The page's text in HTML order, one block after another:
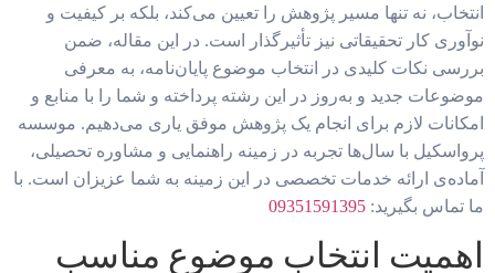
انتخاب، نه تنها مسیر پژوهش را تعیین می‌کند، بلکه بر کیفیت و
نوآوری کار تحقیقاتی نیز تأثیرگذار است. در این مقاله، ضمن
بررسی نکات کلیدی در انتخاب موضوع پایان‌نامه، به معرفی
موضوعات جدید و به‌روز در این رشته پرداخته و شما را با منابع و
امکانات لازم برای انجام یک پژوهش موفق یاری می‌دهیم. موسسه
پرواسکیل با سال‌ها تجربه در زمینه راهنمایی و مشاوره تحصیلی،
آماده‌ی ارائه خدمات تخصصی در این زمینه به شما عزیزان است. با
ما تماس بگیرید: 09351591395
اهمیت انتخاب موضوع مناسب